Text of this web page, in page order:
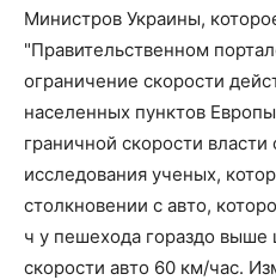
Министров Украины,
"Правительственном
ограничение скорости
населенных пунктов
граничной скорости власти
исследования ученых,
столкновении с авто,
ч у пешехода гораздо
скорости авто 60 км/час.